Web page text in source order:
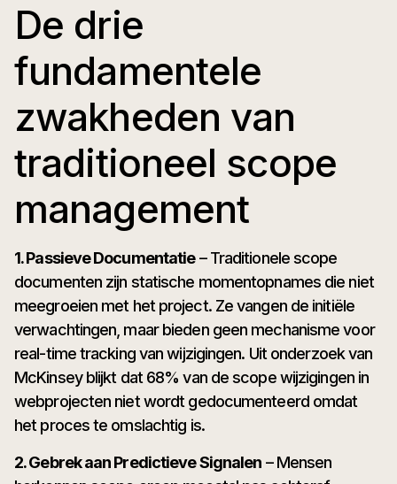
De drie
fundamentele
zwakheden van
traditioneel scope
management
1. Passieve Documentatie– Traditionele scope
documenten zijn statische momentopnames die niet
meegroeien met het project. Ze vangen de initiële
verwachtingen, maar bieden geen mechanisme voor
real-time tracking van wijzigingen. Uit onderzoek van
McKinsey blijkt dat 68% van de scope wijzigingen in
webprojecten niet wordt gedocumenteerd omdat
het proces te omslachtig is.
2. Gebrek aan Predictieve Signalen – Mensen